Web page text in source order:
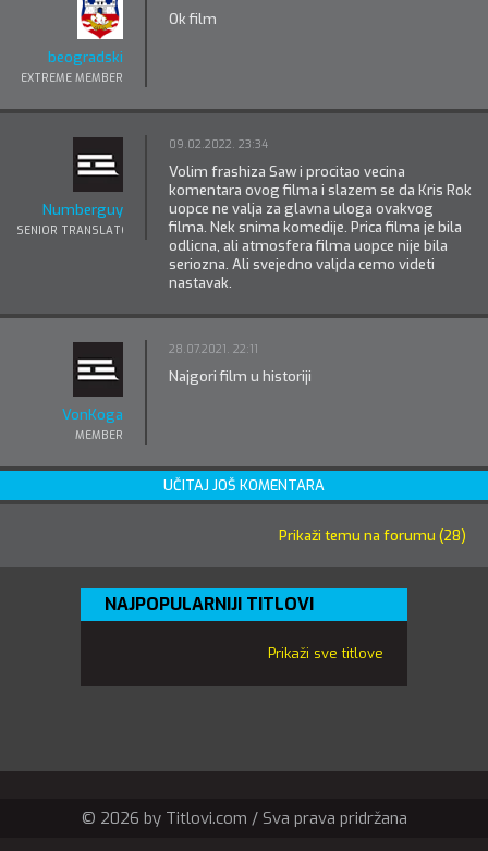
beogradski
EXTREME MEMBER
Ok film
Numberguy
SENIOR TRANSLATOR
09.02.2022. 23:34
Volim frashiza Saw i procitao vecina
komentara ovog filma i slazem se da Kris Rok
uopce ne valja za glavna uloga ovakvog
filma. Nek snima komedije. Prica filma je bila
odlicna, ali atmosfera filma uopce nije bila
seriozna. Ali svejedno valjda cemo videti
nastavak.
VonKoga
MEMBER
28.07.2021. 22:11
Najgori film u historiji
UČITAJ JOŠ KOMENTARA
Prikaži temu na forumu (28)
NAJPOPULARNIJI TITLOVI
Prikaži sve titlove
© 2026 by Titlovi.com / Sva prava pridržana